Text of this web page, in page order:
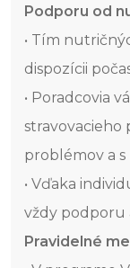
Podporu od
• Tím
dispozícii
• Poradcovia
stravovacieho
problémov a s
• Vďaka
vždy podporu
Pravidelné